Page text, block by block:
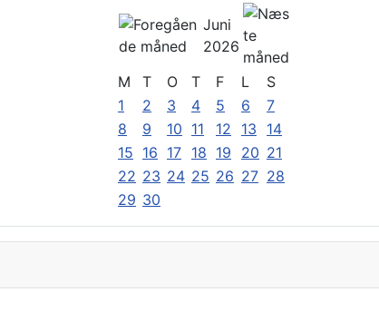
Juni
2026
M
T O T F L
S
1
2 3 4 5 6
7
8
9 10 11 12 13
14
15 16 17 18 19 20 21
22 23 24 25 26 27 28
29 30